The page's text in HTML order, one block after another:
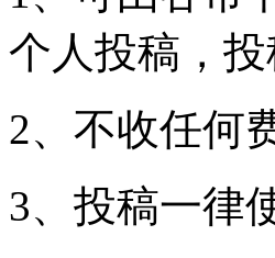
个人投稿，
2、不收任何
3、投稿一律